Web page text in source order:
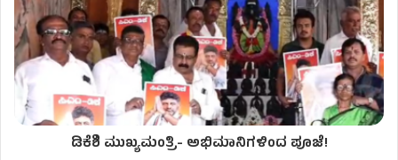
ಡಿಕೆಶಿ ಮುಖ್ಯಮಂತ್ರಿ- ಅಭಿಮಾನಿಗಳಿಂದ ಪೂಜೆ!